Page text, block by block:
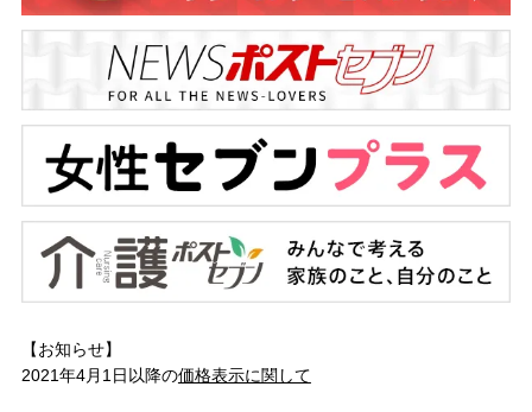
【お知らせ】
2021年4月1日以降の価格表示に関して